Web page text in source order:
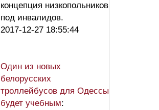
концепция низкопольников
под инвалидов.
2017-12-27 18:55:44
Один из новых
белорусских
троллейбусов для Одессы
будет учебным: